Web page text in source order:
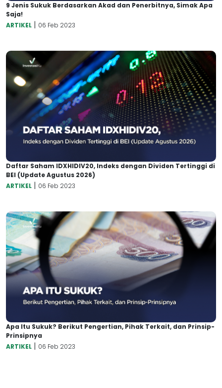
9 Jenis Sukuk Berdasarkan Akad dan Penerbitnya, Simak Apa
Saja!
ARTIKEL | 06 Feb 2023
Daftar Saham IDXHIDIV20, Indeks dengan Dividen Tertinggi di
BEI (Update Agustus 2026)
ARTIKEL | 06 Feb 2023
Apa Itu Sukuk? Berikut Pengertian, Pihak Terkait, dan Prinsip-
Prinsipnya
ARTIKEL | 06 Feb 2023